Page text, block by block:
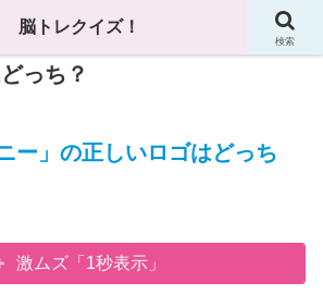
っち？
ー」の正しいロゴはどっち
激ムズ「1秒表示」
脳トレクイズ！
検索